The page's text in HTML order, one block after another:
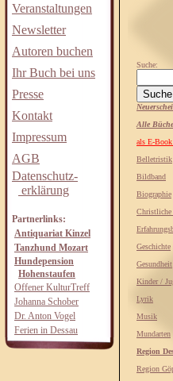
Veranstaltungen
Newsletter
Autoren buchen
Ihr Buch bei uns
Presse
Kontakt
Impressum
AGB
Datenschutz-
erklärung
Partnerlinks:
Antiquariat Kinzel
Tanzhund Mozart
Hundepension
Hohenstaufen
Offener KulturTreff
Johanna Schober
Dr. Anton Vogel
Ferien in Dessau
Suche:
Alle
als E-
Belletristik
Bildband
Biographie
Geschichte
Gesundheit
Kinder /
Lyrik
Musik
Mundarten
Region
Region